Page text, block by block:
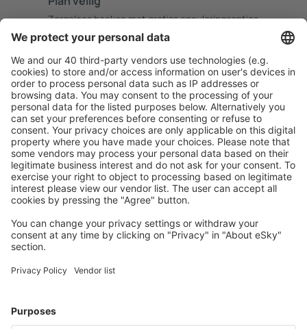
Zorgeloos boeken met gratiss annuleringsopties.
Bespaar meer
Reisaanbiedingen en speciale aanbiedingen voor
geregistreerde gebruikers.
Accommodaties die u bevallen
Kies uit meer dan 1,3 miljoen accommodaties: hotels,
jeugdherbergen, appartementen en meer.
Hotels in Duitsland - Populaire steden
Hotels in Putbus Hotels in Ueckermünde